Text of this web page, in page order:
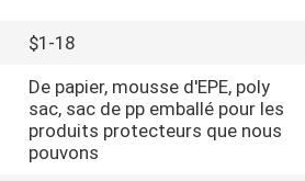
$1-18
De papier, mousse d'EPE, poly
sac, sac de pp emballé pour les
produits protecteurs que nous
pouvons